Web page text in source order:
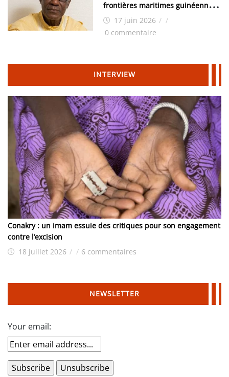
frontières maritimes guinéennes:
Idrissa Chérif écrit au ministre
des Hydrocarbures
17 juin 2026 / /
0 commentaire
INTERVIEW
Conakry : un imam essuie des critiques pour son engagement
contre l’excision
18 juillet 2026 / / 6 commentaires
NEWSLETTER
Your email: